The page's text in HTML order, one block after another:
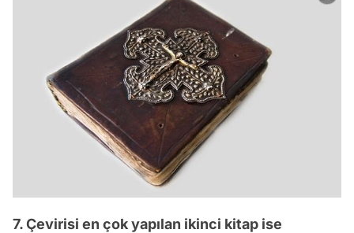
7. Çevirisi en çok yapılan ikinci kitap ise